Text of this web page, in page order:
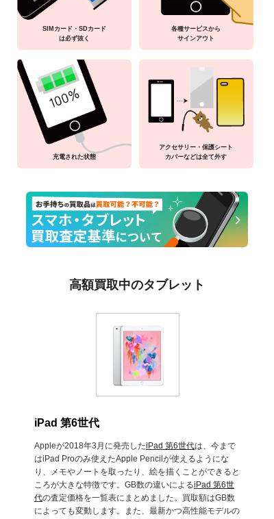
SIMカード・SDカード
は必ず抜く
各種サービスから
サインアウト
充電された状態
アクセサリー・保護シート
カバーなどは全て外す
高額買取中のタブレット
iPad 第6世代
Appleが2018年3月に発売したiPad 第6世代は、今まで
はiPad Proのみ使えたApple Pencilが使えるようにな
り、メモやノートを取ったり、絵を描くことができると
ころが大きな特徴です。GB数の違いによるiPad 第6世
代の査定価格を一覧表にまとめました。買取額はGB数
によっても変動します。また、最新かつ高性能モデルの